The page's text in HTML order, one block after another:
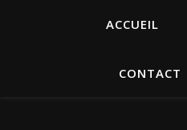
ACCUEIL
CONTACT